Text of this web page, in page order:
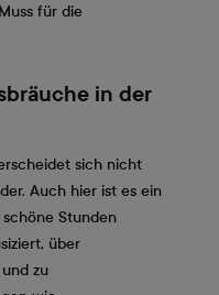
für die
in der
sich nicht
Auch hier ist es ein
Stunden
über
zu